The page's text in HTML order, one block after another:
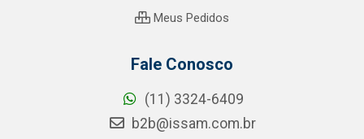
Meus Pedidos
Fale Conosco
(11) 3324-6409
b2b@issam.com.br